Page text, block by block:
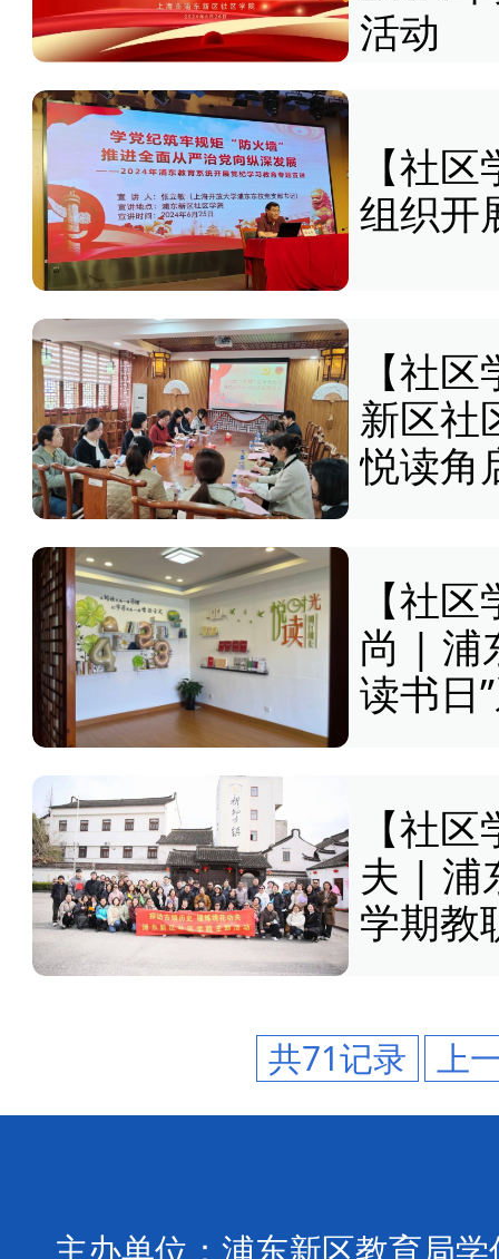
活动
【社
组织开
【社
新区社
悦读角
【社
尚 | 浦
读书日
【社
夫 | 浦
学期教
共71记录 上
主办单位： 浦东新区教育局学